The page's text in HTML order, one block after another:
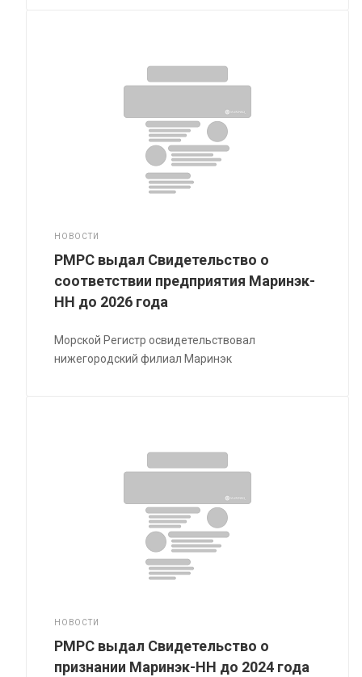
НОВОСТИ
РМРС выдал Свидетельство о
соответствии предприятия Маринэк-
НН до 2026 года
Морской Регистр освидетельствовал
нижегородский филиал Маринэк
НОВОСТИ
РМРС выдал Свидетельство о
признании Маринэк-НН до 2024 года